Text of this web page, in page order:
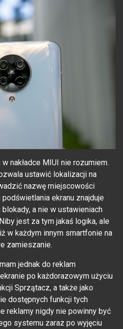
nakładce MIUI nie rozumiem.
ustawić lokalizacji na
nazwę miejscowości
ekranu znajduje
a nie w ustawieniach
jest za tym jakaś logika, ale
w każdym innym smartfonie na
zamieszanie.
jednak do reklam
po każdorazowym użyciu
Sprzątacz, a także jako
dostępnych funkcji tych
reklamy nigdy nie powinny być
systemu zaraz po wyjęciu